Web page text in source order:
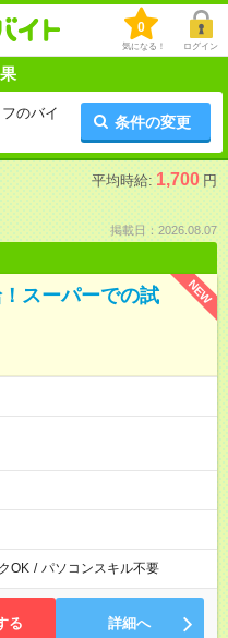
0
気になる！ ログイン
のバイ
条件の変更
平均時給: 1,700 円
掲載日：2026.08.07
NEW
スーパーでの試
OK / パソコンスキル不要
る 詳細へ